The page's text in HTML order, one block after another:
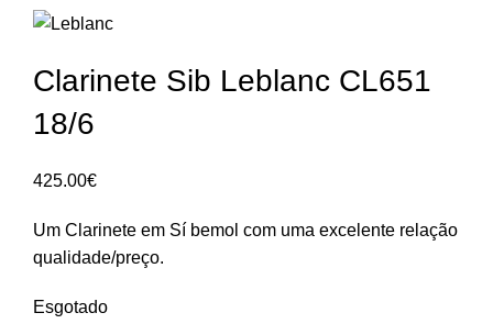
Clarinete Sib Leblanc CL651
18/6
425.00€
Um Clarinete em Sí bemol com uma excelente relação
qualidade/preço.
Esgotado